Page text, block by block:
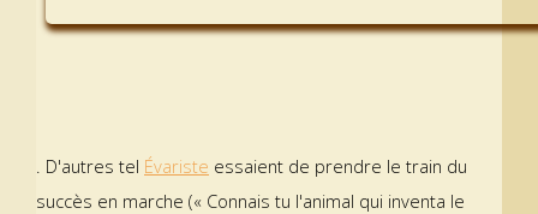
. D'autres tel Évariste essaient de prendre le train du
succès en marche (« Connais tu l'animal qui inventa le